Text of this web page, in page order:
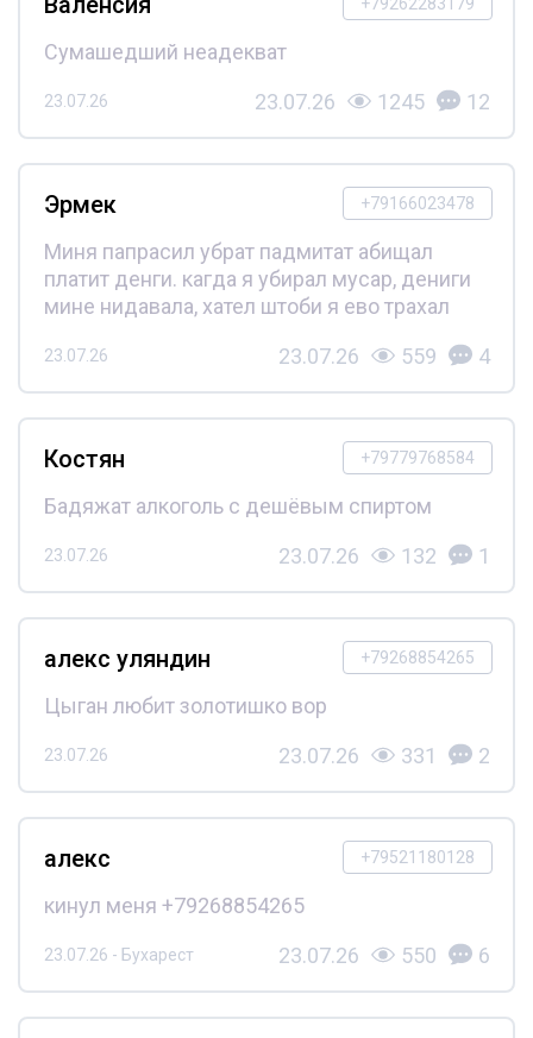
Сумашедший неадекват
23.07.26 23.07.26 1245 12
+79166023478
Эрмек
Миня папрасил убрат падмитат абищал
платит денги. кагда я убирал мусар, дениги
мине нидавала, хател штоби я ево трахал
23.07.26 23.07.26 559 4
+79779768584
Костян
Бадяжат алкоголь с дешёвым спиртом
23.07.26 23.07.26 132 1
+79268854265
алекс уляндин
Цыган любит золотишко вор
23.07.26 23.07.26 331 2
+79521180128
алекс
кинул меня +79268854265
23.07.26 - Бухарест 23.07.26 550 6